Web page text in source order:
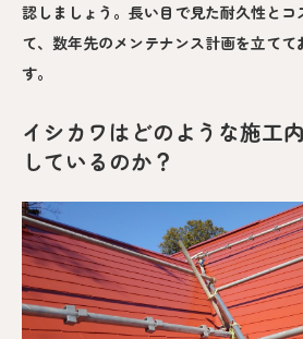
認しましょう。長い目で見た耐久性とコ
て、数年先のメンテナンス計画を立てて
す。
イシカワはどのような施工
しているのか？